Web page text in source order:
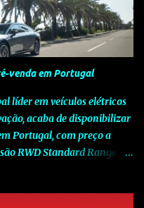
venda em Portugal
líder em veículos elétricos
acaba de disponibilizar
Portugal, com preço a
RWD Standard Range.
automóvel evolui da